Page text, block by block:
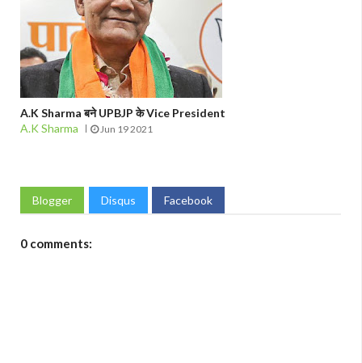
A.K Sharma बने UPBJP के Vice President
A.K Sharma
Jun 19 2021
Blogger Disqus Facebook
0 comments: